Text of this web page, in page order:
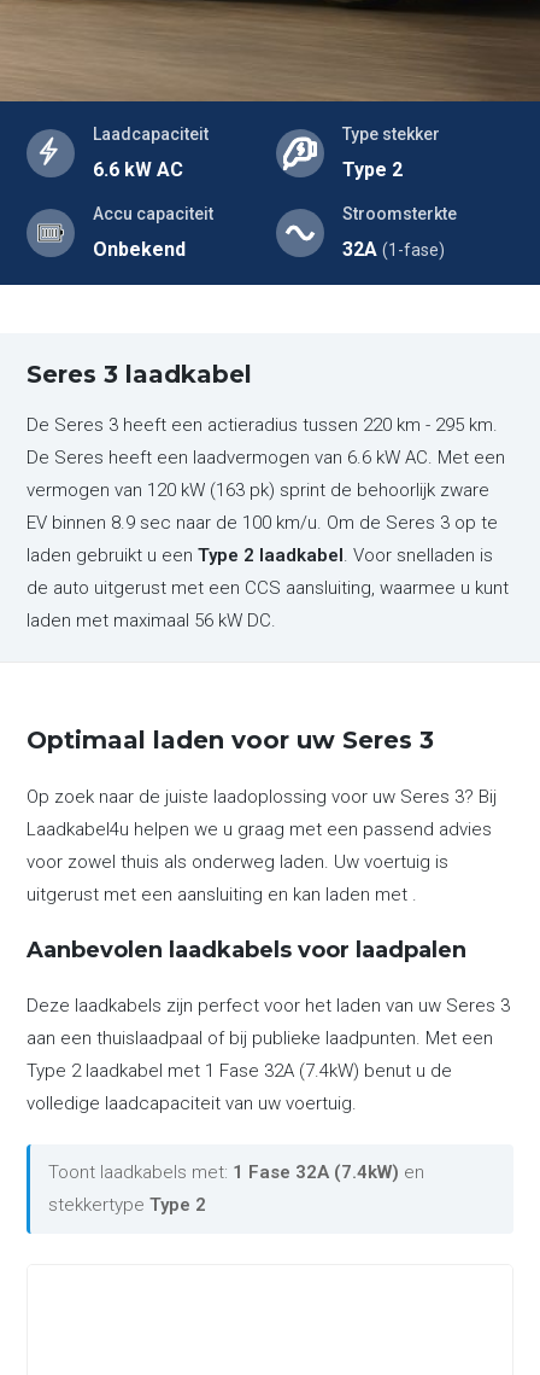
Laadcapaciteit
6.6 kW AC
Type stekker
Type 2
Accu capaciteit
Onbekend
Stroomsterkte
32A (1-fase)
Seres 3 laadkabel
De Seres 3 heeft een actieradius tussen 220 km - 295 km.
De Seres heeft een laadvermogen van 6.6 kW AC. Met een
vermogen van 120 kW (163 pk) sprint de behoorlijk zware
EV binnen 8.9 sec naar de 100 km/u. Om de Seres 3 op te
laden gebruikt u eenType 2 laadkabel. Voor snelladen is
de auto uitgerust met een CCS aansluiting, waarmee u kunt
laden met maximaal 56 kW DC.
Optimaal laden voor uw Seres 3
Op zoek naar de juiste laadoplossing voor uw Seres 3? Bij
Laadkabel4u helpen we u graag met een passend advies
voor zowel thuis als onderweg laden. Uw voertuig is
uitgerust met een aansluiting en kan laden met .
Aanbevolen laadkabels voor laadpalen
Deze laadkabels zijn perfect voor het laden van uw Seres 3
aan een thuislaadpaal of bij publieke laadpunten. Met een
Type 2 laadkabel met 1 Fase 32A (7.4kW) benut u de
volledige laadcapaciteit van uw voertuig.
Toont laadkabels met: 1 Fase 32A (7.4kW) en
stekkertypeType 2